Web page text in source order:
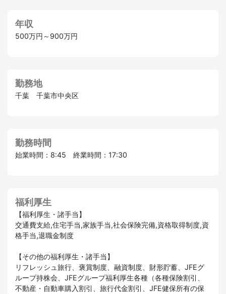
年収
500万円～900万円
勤務地
千葉 千葉市中央区
勤務時間
始業時間：8:45 終業時間：17:30
福利厚生
【福利厚生・諸手当】
交通費支給,住宅手当,家族手当,社会保険完備,資格取得制度,資
格手当,退職金制度
【その他の福利厚生・諸手当】
リフレッシュ旅行、褒賞制度、融資制度、財形貯蓄、JFEグ
ループ持株会、JFEグループ福利厚生各種（各種保険割引、
不動産・自動車購入割引、旅行代金割引、JFE健保所有の保